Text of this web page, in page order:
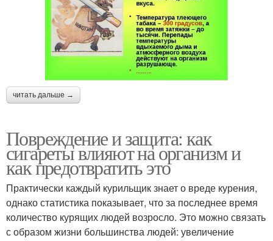
читать дальше →
Повреждение и защита: как
сигареты влияют на организм и
как предотвратить это
Практически каждый курильщик знает о вреде курения,
однако статистика показывает, что за последнее время
количество курящих людей возросло. Это можно связать
с образом жизни большинства людей: увеличение